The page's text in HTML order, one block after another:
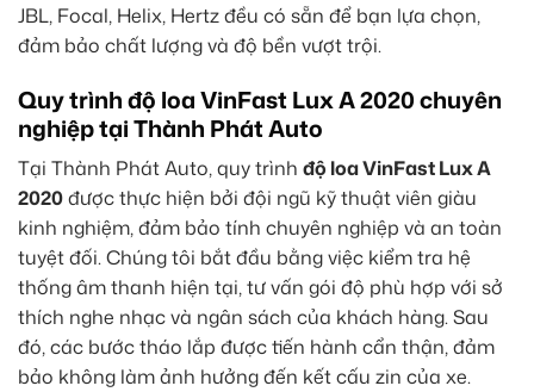
JBL, Focal, Helix, Hertz đều có sẵn để bạn lựa chọn,
đảm bảo chất lượng và độ bền vượt trội.
Quy trình độ loa VinFast Lux A 2020 chuyên
nghiệp tại Thành Phát Auto
Tại Thành Phát Auto, quy trình độ loa VinFast Lux A
2020được thực hiện bởi đội ngũ kỹ thuật viên giàu
kinh nghiệm, đảm bảo tính chuyên nghiệp và an toàn
tuyệt đối. Chúng tôi bắt đầu bằng việc kiểm tra hệ
thống âm thanh hiện tại, tư vấn gói độ phù hợp với sở
thích nghe nhạc và ngân sách của khách hàng. Sau
đó, các bước tháo lắp được tiến hành cẩn thận, đảm
bảo không làm ảnh hưởng đến kết cấu zin của xe.